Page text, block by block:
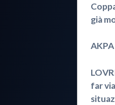
già
far